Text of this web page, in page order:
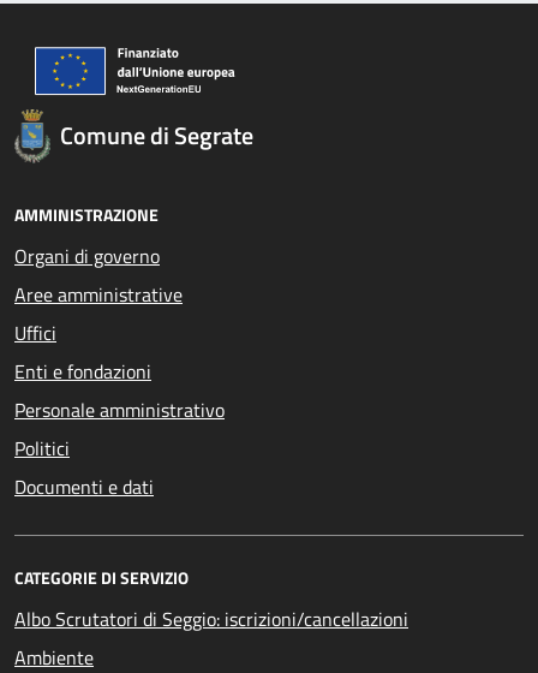
Comune di Segrate
AMMINISTRAZIONE
Organi di governo
Aree amministrative
Uffici
Enti e fondazioni
Personale amministrativo
Politici
Documenti e dati
CATEGORIE DI SERVIZIO
Albo Scrutatori di Seggio: iscrizioni/cancellazioni
Ambiente